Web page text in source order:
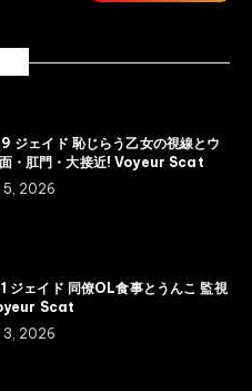
ジェイド 恥じらう乙女の視線とウ
・肛門・大接近! Voyeur Scat
5, 2026
ジェイド 同僚OL食事とうんこ 監視
Scat
3, 2026